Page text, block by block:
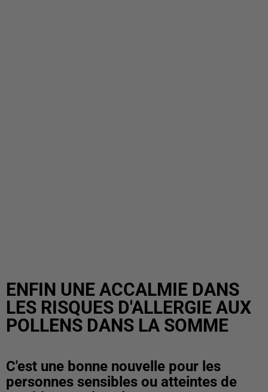
ENFIN UNE ACCALMIE DANS
LES RISQUES D'ALLERGIE AUX
POLLENS DANS LA SOMME
C'est une bonne nouvelle pour les
personnes sensibles ou atteintes de